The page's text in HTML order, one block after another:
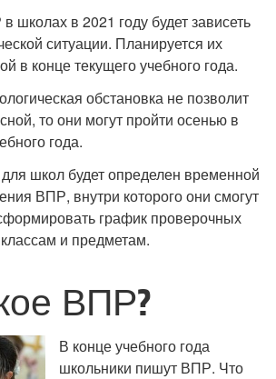
школах в 2021 году будет зависеть
ситуации. Планируется их
в конце текущего учебного года.
обстановка не позволит
то они могут пройти осенью в
года.
школ будет определен временной
ВПР, внутри которого они смогут
график проверочных
и предметам.
ВПР?
В конце учебного года
школьники пишут ВПР. Что